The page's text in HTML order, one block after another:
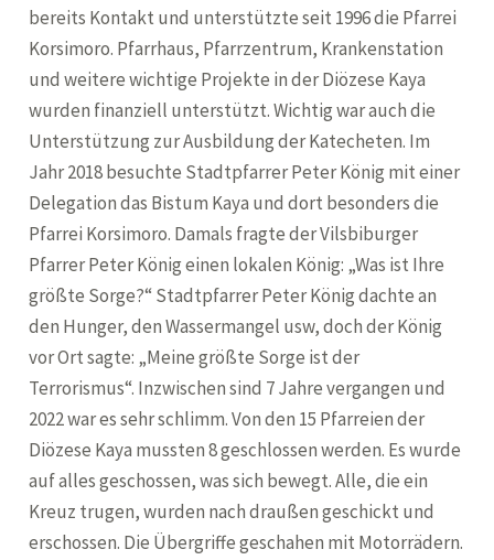
bereits Kontakt und unterstützte seit 1996 die Pfarrei
Korsimoro. Pfarrhaus, Pfarrzentrum, Krankenstation
und weitere wichtige Projekte in der Diözese Kaya
wurden finanziell unterstützt. Wichtig war auch die
Unterstützung zur Ausbildung der Katecheten. Im
Jahr 2018 besuchte Stadtpfarrer Peter König mit einer
Delegation das Bistum Kaya und dort besonders die
Pfarrei Korsimoro. Damals fragte der Vilsbiburger
Pfarrer Peter König einen lokalen König: „Was ist Ihre
größte Sorge?“ Stadtpfarrer Peter König dachte an
den Hunger, den Wassermangel usw, doch der König
vor Ort sagte: „Meine größte Sorge ist der
Terrorismus“. Inzwischen sind 7 Jahre vergangen und
2022 war es sehr schlimm. Von den 15 Pfarreien der
Diözese Kaya mussten 8 geschlossen werden. Es wurde
auf alles geschossen, was sich bewegt. Alle, die ein
Kreuz trugen, wurden nach draußen geschickt und
erschossen. Die Übergriffe geschahen mit Motorrädern.